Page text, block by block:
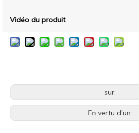
Vidéo du produit
sur:
En vertu d'un: